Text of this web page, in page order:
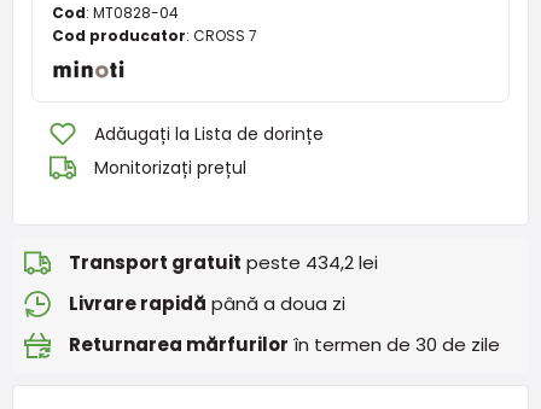
Cod: MT0828-04
Cod producator: CROSS 7
Adăugați la Lista de dorințe
Monitorizați prețul
Transport gratuit peste 434,2 lei
Livrare rapidă până a doua zi
Returnarea mărfurilor în termen de 30 de zile